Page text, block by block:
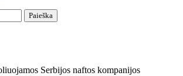
Serbijos naftos kompanijos